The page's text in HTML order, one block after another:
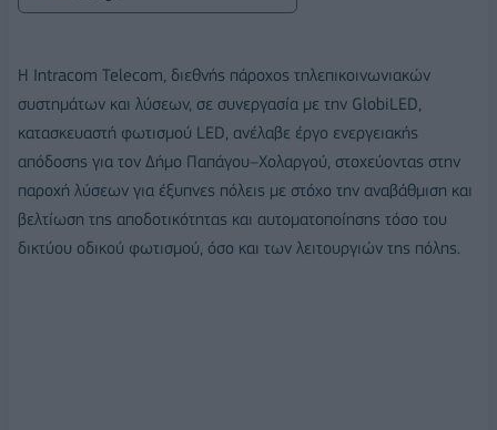
H Intracom Telecom, διεθνής πάροχος τηλεπικοινωνιακών
συστημάτων και λύσεων, σε συνεργασία με την GlobiLED,
κατασκευαστή φωτισμού LED, ανέλαβε έργο ενεργειακής
απόδοσης για τον Δήμο Παπάγου–Χολαργού, στοχεύοντας στην
παροχή λύσεων για έξυπνες πόλεις με στόχο την αναβάθμιση και
βελτίωση της αποδοτικότητας και αυτοματοποίησης τόσο του
δικτύου οδικού φωτισμού, όσο και των λειτουργιών της πόλης.